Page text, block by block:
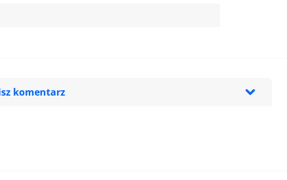
komentarz